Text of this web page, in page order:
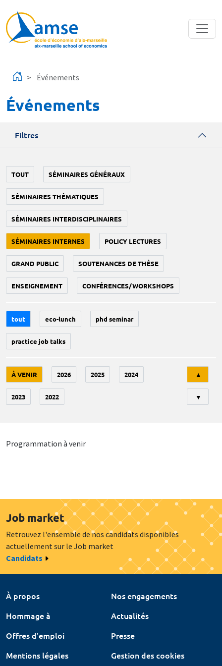
Événements
Événements
Filtres
TOUT SÉMINAIRES GÉNÉRAUX
SÉMINAIRES THÉMATIQUES
SÉMINAIRES INTERDISCIPLINAIRES
SÉMINAIRES INTERNES POLICY LECTURES
GRAND PUBLIC SOUTENANCES DE THÈSE
ENSEIGNEMENT CONFÉRENCES/WORKSHOPS
tout eco-lunch phd seminar
practice job talks
À VENIR 2026 2025 2024
2023 2022
▲
▼
Programmation à venir
Job market
Retrouvez l'ensemble de nos candidats disponibles
actuellement sur le Job market
Candidats
À propos
Nos engagements
Hommage à
Actualités
Offres d'emploi
Presse
Mentions légales
Gestion des cookies